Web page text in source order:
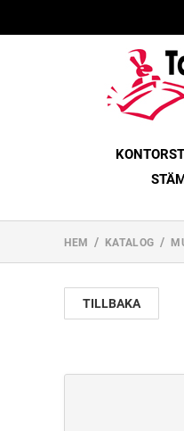
HEM KATALOG
TILLBAKA